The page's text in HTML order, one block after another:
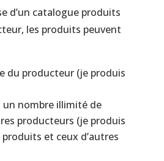
d’un catalogue produits
les produits peuvent
du producteur (je produis
un nombre illimité de
producteurs (je produis
et ceux d’autres